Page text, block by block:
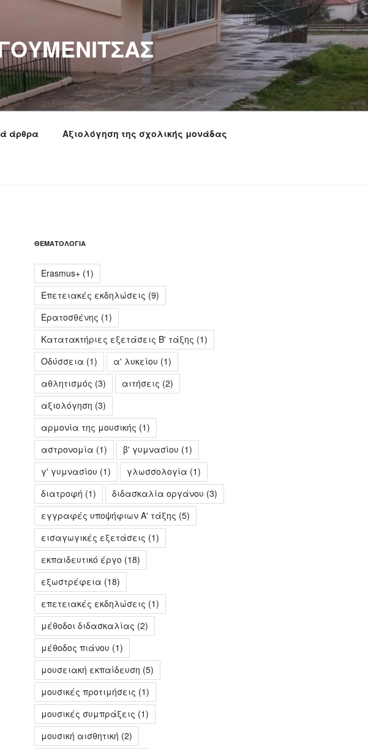
άρθρα Αξιολόγηση της σχολικής μονάδας
ΘΕΜΑΤΟΛΟΓΊΑ
Erasmus+(1)
Επετειακές εκδηλώσεις (9)
Ερατοσθένης (1)
Κατατακτήριες εξετάσεις Β' τάξης (1)
Οδύσσεια (1) α' λυκείου (1)
αθλητισμός (3) αιτήσεις (2)
αξιολόγηση (3)
αρμονία της μουσικής (1)
αστρονομία (1) β' γυμνασίου (1)
γ' γυμνασίου (1) γλωσσολογία (1)
διατροφή (1) διδασκαλία οργάνου (3)
εγγραφές υποψήφιων Α' τάξης (5)
εισαγωγικές εξετάσεις (1)
εκπαιδευτικό έργο (18)
εξωστρέφεια (18)
επετειακές εκδηλώσεις (1)
μέθοδοι διδασκαλίας (2)
μέθοδος πιάνου (1)
μουσειακή εκπαίδευση (5)
μουσικές προτιμήσεις (1)
μουσικές συμπράξεις (1)
μουσική αισθητική (2)